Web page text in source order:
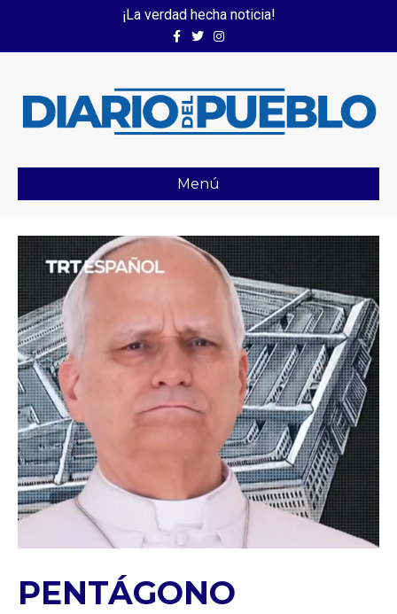
¡La verdad hecha noticia!
FacebookTwitterInstagram
Menú
PENTÁGONO